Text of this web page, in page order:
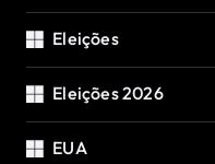
Eleições
Eleições 2026
EUA